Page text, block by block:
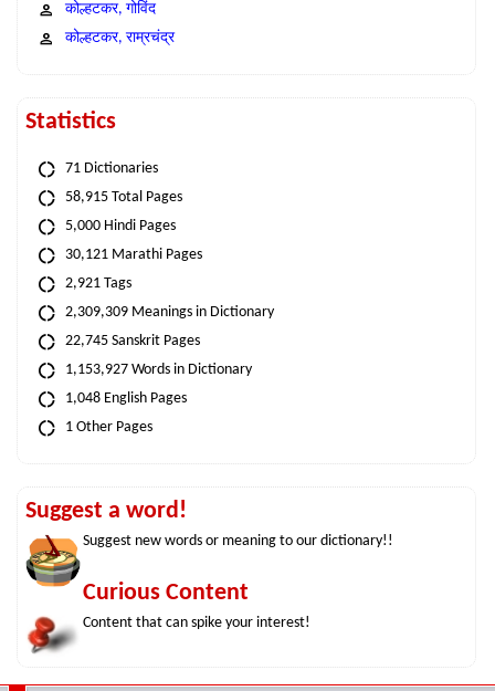
कोल्हटकर, गोविंद
कोल्हटकर, राम्रचंद्र
Statistics
71 Dictionaries
58,915 Total Pages
5,000 Hindi Pages
30,121 Marathi Pages
2,921 Tags
2,309,309 Meanings in Dictionary
22,745 Sanskrit Pages
1,153,927 Words in Dictionary
1,048 English Pages
1 Other Pages
Suggest a word!
Suggest new words or meaning to our dictionary!!
Curious Content
Content that can spike your interest!